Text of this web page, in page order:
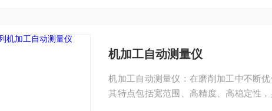
机加工自动测量仪
机加工自动测量仪：在磨削加工中不断
其特点包括宽范围、高精度、高稳定性